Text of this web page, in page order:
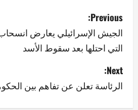
P
o
s
t
n
Previous:
الجيش الإسرائيلي يعارض
التي احتلها بعد سقوط الأسد
Next:
الرئاسة تعلن عن تفاهم بين